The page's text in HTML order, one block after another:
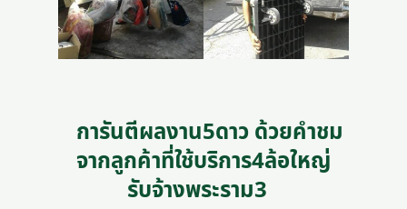
การันตีผลงาน5ดาว ด้วยคำชม
จากลูกค้าที่ใช้บริการ4ล้อใหญ่
รับจ้างพระราม3